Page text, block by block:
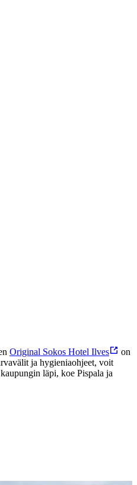
Original Sokos Hotel Ilves
on
ja hygieniaohjeet, voit
läpi, koe Pispala ja